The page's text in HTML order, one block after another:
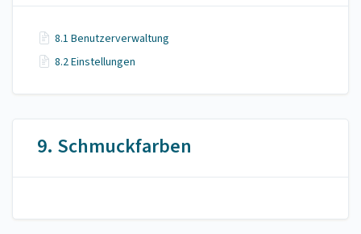
8.1 Benutzerverwaltung
8.2 Einstellungen
9. Schmuckfarben